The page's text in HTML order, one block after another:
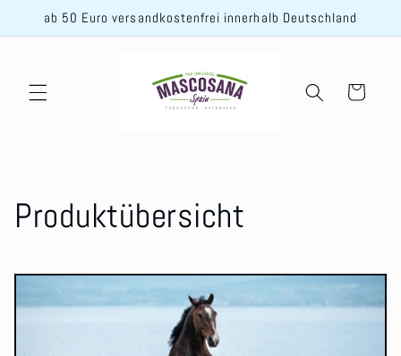
zum
Inhalt
ab 50 Euro versandkostenfrei innerhalb Deutschland
Warenkorb
K
t
Produktübersicht